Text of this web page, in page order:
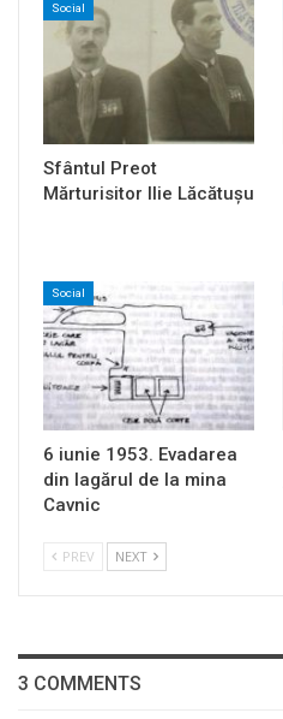
Social
Sfântul Preot
Mărturisitor Ilie Lăcătușu
Social
6 iunie 1953. Evadarea
din lagărul de la mina
Cavnic
PREV NEXT
3 COMMENTS